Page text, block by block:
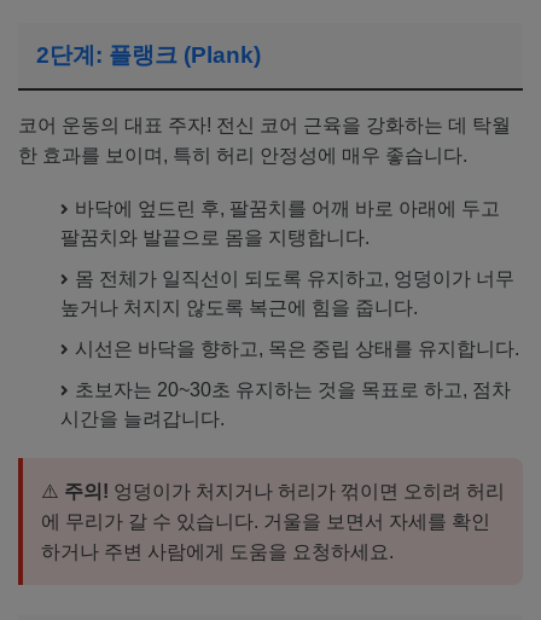
2단계: 플랭크 (Plank)
코어 운동의 대표 주자! 전신 코어 근육을 강화하는 데 탁월
한 효과를 보이며, 특히 허리 안정성에 매우 좋습니다.
바닥에 엎드린 후, 팔꿈치를 어깨 바로 아래에 두고
팔꿈치와 발끝으로 몸을 지탱합니다.
몸 전체가 일직선이 되도록 유지하고, 엉덩이가 너무
높거나 처지지 않도록 복근에 힘을 줍니다.
시선은 바닥을 향하고, 목은 중립 상태를 유지합니다.
초보자는 20~30초 유지하는 것을 목표로 하고, 점차
시간을 늘려갑니다.
⚠️ 주의! 엉덩이가 처지거나 허리가 꺾이면 오히려 허리
에 무리가 갈 수 있습니다. 거울을 보면서 자세를 확인
하거나 주변 사람에게 도움을 요청하세요.